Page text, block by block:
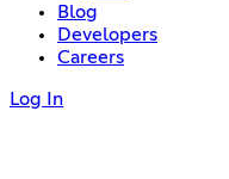
Blog
Developers
Careers
Log In